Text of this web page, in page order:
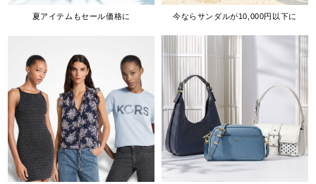
夏アイテムもセール価格に 今ならサンダルが10,000円以下に